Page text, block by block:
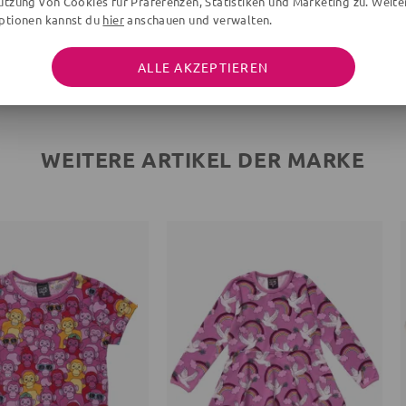
WEITERE ARTIKEL DER MARKE
kannst du hieranschauen und verwalten.
ALLE AKZEPTIEREN